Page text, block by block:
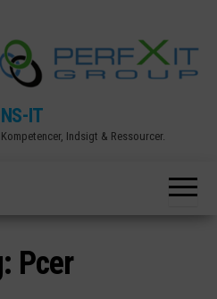
IT
Indsigt & Ressourcer.
Pcer